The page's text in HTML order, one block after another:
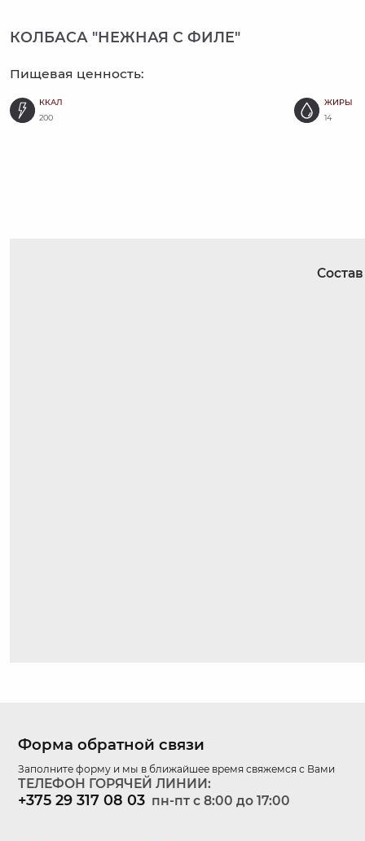
КОЛБАСА "НЕЖНАЯ С ФИЛЕ"
Пищевая ценность:
ККАЛ
200
ЖИРЫ
14
Форма обратной связи
Заполните форму и мы в ближайшее время свяжемся с Вами
ТЕЛЕФОН ГОРЯЧЕЙ ЛИНИИ:
+375 29 317 08 03 пн-пт c 8:00 до 17:00